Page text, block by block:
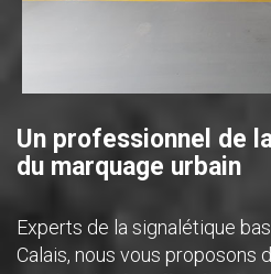
Un professionnel de
du marquage urbain
Experts de la signalétique
Calais, nous vous proposons